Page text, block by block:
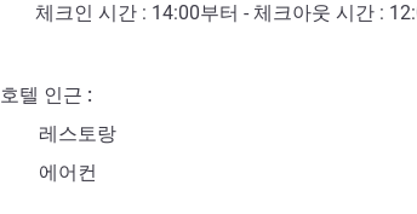
체크인 시간 : 14:00부터 - 체크아웃 시간 :
호텔 인근
레스토랑
에어컨